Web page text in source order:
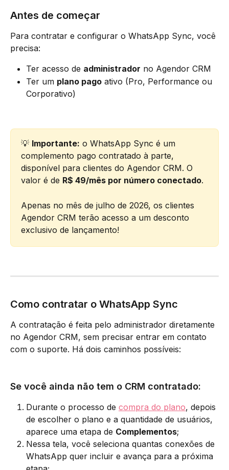
Antes de começar
Para contratar e configurar o WhatsApp Sync, você
precisa:
Ter acesso de administrador no Agendor CRM
Ter um plano pago ativo (Pro, Performance ou
Corporativo)
💡 Importante: o WhatsApp Sync é um
complemento pago contratado à parte,
disponível para clientes do Agendor CRM. O
valor é de R$ 49/mês por número conectado.
Apenas no mês de julho de 2026, os clientes
Agendor CRM terão acesso a um desconto
exclusivo de lançamento!
Como contratar o WhatsApp Sync
A contratação é feita pelo administrador diretamente
no Agendor CRM, sem precisar entrar em contato
com o suporte. Há dois caminhos possíveis:
Se você ainda não tem o CRM contratado:
Durante o processo de compra do plano, depois
de escolher o plano e a quantidade de usuários,
aparece uma etapa de Complementos;
Nessa tela, você seleciona quantas conexões de
WhatsApp quer incluir e avança para a próxima